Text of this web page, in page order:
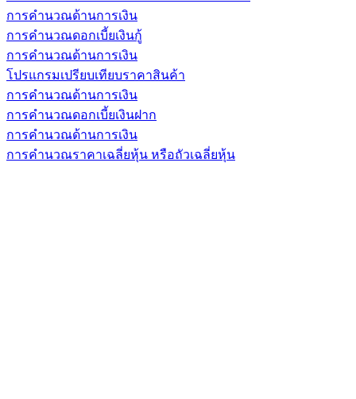
การคำนวณด้านการเงิน
การคำนวณดอกเบี้ยเงินกู้
การคำนวณด้านการเงิน
โปรแกรมเปรียบเทียบราคาสินค้า
การคำนวณด้านการเงิน
การคำนวณดอกเบี้ยเงินฝาก
การคำนวณด้านการเงิน
การคำนวณราคาเฉลี่ยหุ้น หรือถัวเฉลี่ยหุ้น